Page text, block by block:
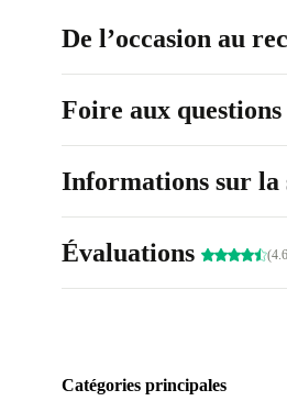
De l’occasion au
Foire aux questions
Informations sur
Évaluations
Catégories principales